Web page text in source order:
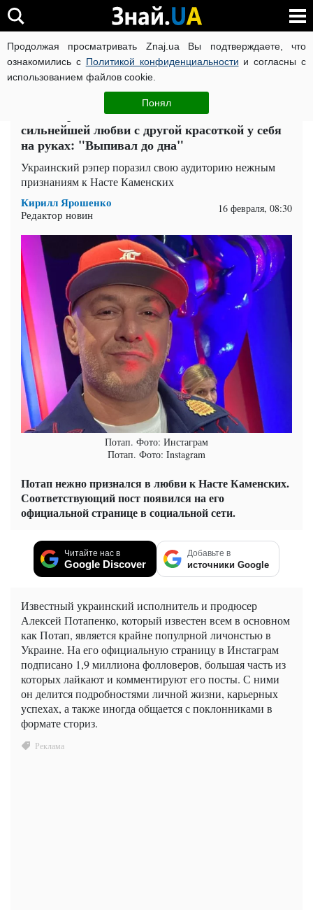
Продолжая просматривать Znaj.ua Вы подтверждаете, что
ознакомились с Политикой конфиденциальности и согласны с
использованием файлов cookie.
Понял
ВОЙНА РОССИИ ПРОТИВ УКРАИНЫ КОРОНАВИРУС В
ЧИТАТИ УКРАЇНСЬКОЮ
Потап признался Насте Каменских в
сильнейшей любви с другой красоткой у себя
на руках: "Выпивал до дна"
Украинский рэпер поразил свою аудиторию нежным
признаниям к Насте Каменских
Кирилл Ярошенко
Редактор новин 16 февраля, 08:30
Потап. Фото: Инстаграм
Потап. Фото: Instagram
Потап нежно признался в любви к Насте Каменских.
Соответствующий пост появился на его
официальной странице в социальной сети.
Читайте нас в
Google Discover
Добавьте в
источники Google
Известный украинский исполнитель и продюсер
Алексей Потапенко, который известен всем в основном
как Потап, является крайне популрной личонстью в
Украине. На его официальную страницу в Инстаграм
подписано 1,9 миллиона фолловеров, большая часть из
которых лайкают и комментируют его посты. С ними
он делится подробностями личной жизни, карьерных
успехах, а также иногда общается с поклонниками в
формате сториз.